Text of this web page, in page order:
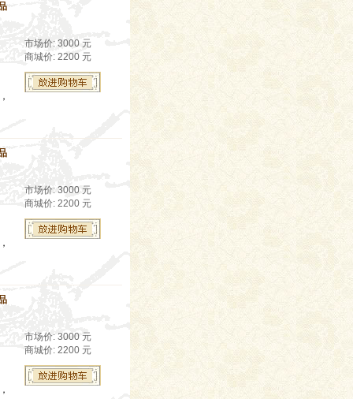
市场价: 3000 元
商城价: 2200 元
市场价: 3000 元
商城价: 2200 元
市场价: 3000 元
商城价: 2200 元